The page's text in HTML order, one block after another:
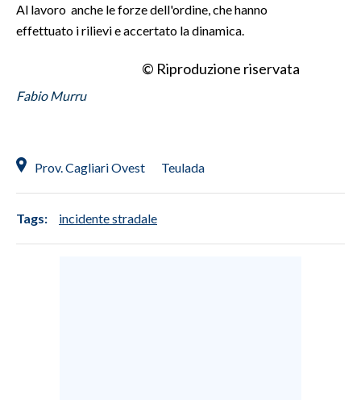
3 MINUTI CON
ANNUNCI
PUBBLICITÀ
Al lavoro anche le forze dell'ordine, che hanno
effettuato i rilievi e accertato la dinamica.
© Riproduzione riservata
Fabio Murru
Prov. Cagliari Ovest Teulada
Tags: incidente stradale